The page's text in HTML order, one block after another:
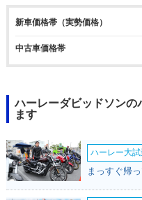
新車価格帯（実勢価格）
中古車価格帯
ハーレーダビッドソンの
ます
ハーレー大